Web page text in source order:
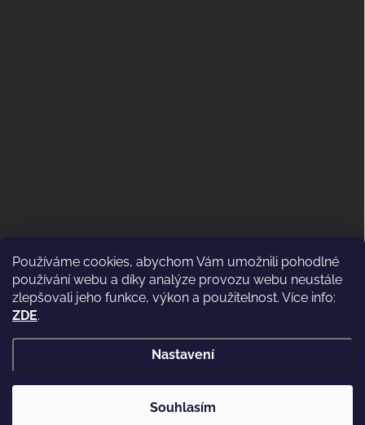
Používáme cookies, abychom Vám umožnili pohodlné
používání webu a díky analýze provozu webu neustále
zlepšovali jeho funkce, výkon a použitelnost. Více info:
ZDE.
Nastavení
Souhlasím
ODSTOUPENÍ OD KUPNÍ SMLOUVY
(VRÁCENÍ)
WWW.CASSIDI.CZ . Všechna práva vyhrazena.